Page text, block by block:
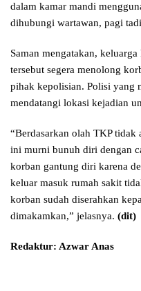
dalam kamar mandi
dihubungi wartawan, pagi
Saman mengatakan,
tersebut segera menolong
pihak kepolisian. Polisi yang
mendatangi lokasi kejadian
“Berdasarkan olah TKP tidak
ini murni bunuh diri dengan
korban gantung diri karena
keluar masuk rumah sakit
korban sudah diserahkan
dimakamkan,” jelasnya. (dit)
Redaktur: Azwar Anas